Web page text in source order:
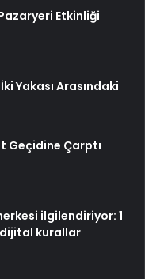
Etkinliği
Yakası Arasındaki
Geçidine Çarptı
ilgilendiriyor: 1
kurallar